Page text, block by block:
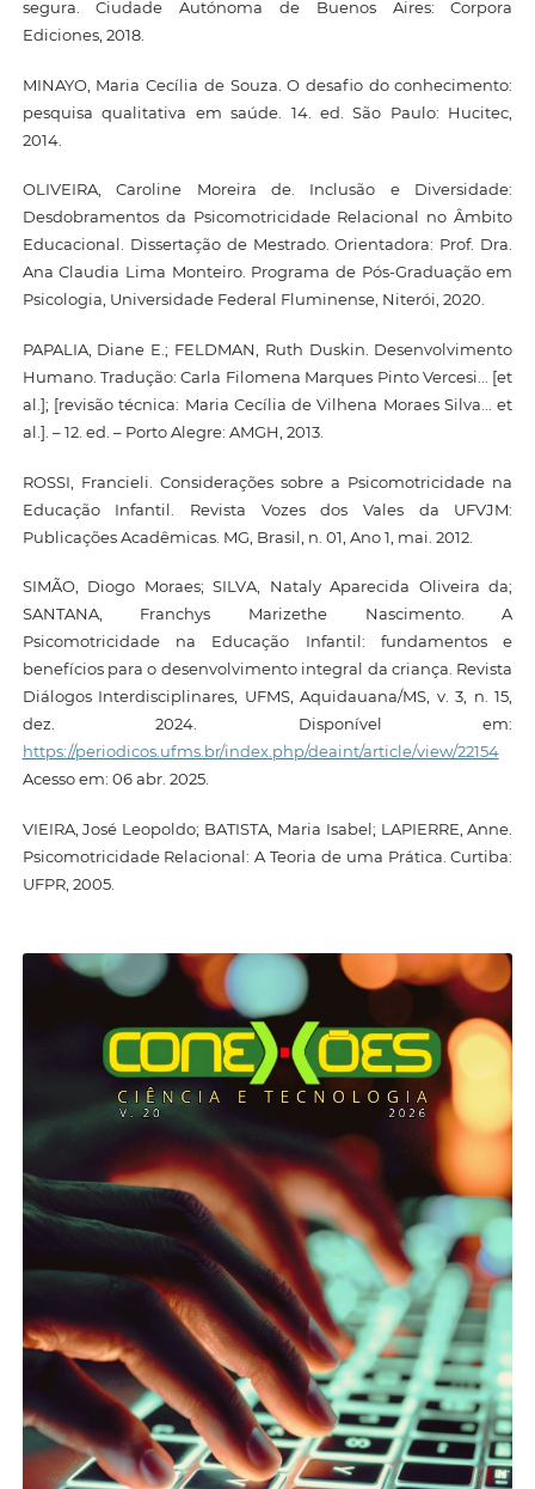
segura. Ciudade Autónoma de Buenos Aires: Corpora
Ediciones, 2018.
MINAYO, Maria Cecília de Souza. O desafio do conhecimento:
pesquisa qualitativa em saúde. 14. ed. São Paulo: Hucitec,
2014.
OLIVEIRA, Caroline Moreira de. Inclusão e Diversidade:
Desdobramentos da Psicomotricidade Relacional no Âmbito
Educacional. Dissertação de Mestrado. Orientadora: Prof. Dra.
Ana Claudia Lima Monteiro. Programa de Pós-Graduação em
Psicologia, Universidade Federal Fluminense, Niterói, 2020.
PAPALIA, Diane E.; FELDMAN, Ruth Duskin. Desenvolvimento
Humano. Tradução: Carla Filomena Marques Pinto Vercesi... [et
al.]; [revisão técnica: Maria Cecília de Vilhena Moraes Silva... et
al.]. – 12. ed. – Porto Alegre: AMGH, 2013.
ROSSI, Francieli. Considerações sobre a Psicomotricidade na
Educação Infantil. Revista Vozes dos Vales da UFVJM:
Publicações Acadêmicas. MG, Brasil, n. 01, Ano 1, mai. 2012.
SIMÃO, Diogo Moraes; SILVA, Nataly Aparecida Oliveira da;
SANTANA, Franchys Marizethe Nascimento. A
Psicomotricidade na Educação Infantil: fundamentos e
benefícios para o desenvolvimento integral da criança. Revista
Diálogos Interdisciplinares, UFMS, Aquidauana/MS, v. 3, n. 15,
dez. 2024. Disponível em:
https://periodicos.ufms.br/index.php/deaint/article/view/22154
Acesso em: 06 abr. 2025.
VIEIRA, José Leopoldo; BATISTA, Maria Isabel; LAPIERRE, Anne.
Psicomotricidade Relacional: A Teoria de uma Prática. Curtiba:
UFPR, 2005.